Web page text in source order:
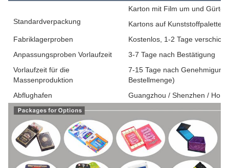
Standardverpackung
Karton mit Film um und
Kartons auf
Fabriklagerproben
Kostenlos, 1-2 Tage verschickt
Anpassungsproben Vorlaufzeit
3-7 Tage nach Bestätigung
Vorlaufzeit für die
Massenproduktion
7-15 Tage nach
Bestellmenge)
Abflughafen
Guangzhou / Shenzhen /